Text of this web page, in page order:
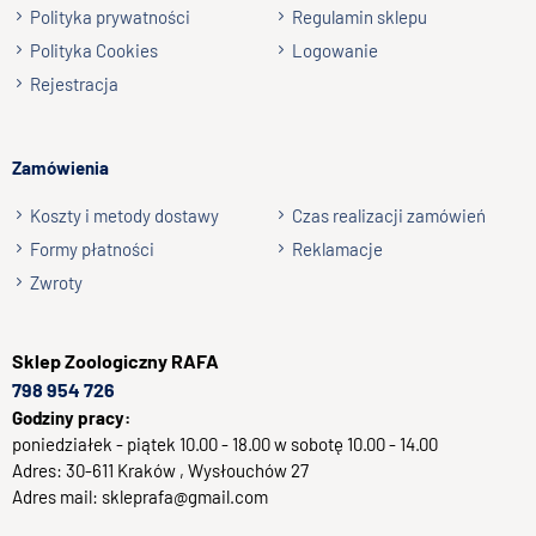
Wypróbuj również: Super Spirulina Forte Granulat
Wyślij opinię
Polityka prywatności
Regulamin sklepu
Polityka Cookies
Logowanie
Rejestracja
Zamówienia
Koszty i metody dostawy
Czas realizacji zamówień
Formy płatności
Reklamacje
Zwroty
SklepZoologiczny RAFA
798 954 726
Godziny pracy:
poniedziałek - piątek 10.00 - 18.00 w sobotę 10.00 - 14.00
Adres: 30-611 Kraków , Wysłouchów 27
Adres mail: skleprafa@gmail.com